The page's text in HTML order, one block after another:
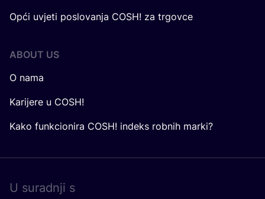
Opći uvjeti poslovanja COSH! za trgovce
ABOUT US
O nama
Karijere u COSH!
Kako funkcionira COSH! indeks robnih marki?
U surad­nji s